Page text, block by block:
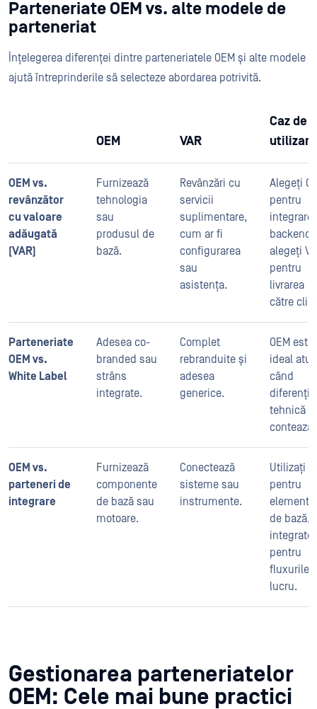
Parteneriate OEM vs. alte modele de
parteneriat
Înțelegerea diferenței dintre parteneriatele OEM și alte modele
ajută întreprinderile să selecteze abordarea potrivită.
OEM VAR
Caz de
utilizare
OEM vs.
revânzător
cu valoare
adăugată
(VAR)
Furnizează
tehnologia
sau
produsul de
bază.
Revânzări cu
servicii
suplimentare,
cum ar fi
configurarea
sau
asistența.
Alegeți
pentru
backend;
alegeți
pentru
livrarea
către
Parteneriate
OEM vs.
White Label
Adesea co-
branded sau
strâns
integrate.
Complet
rebranduite și
adesea
generice.
OEM este
ideal
când
tehnică
contează.
OEM vs.
parteneri de
integrare
Furnizează
componente
de bază sau
motoare.
Conectează
sisteme sau
instrumente.
Utilizați
pentru
de bază,
pentru
fluxurile
lucru.
Gestionarea parteneriatelor
OEM: Cele mai bune practici